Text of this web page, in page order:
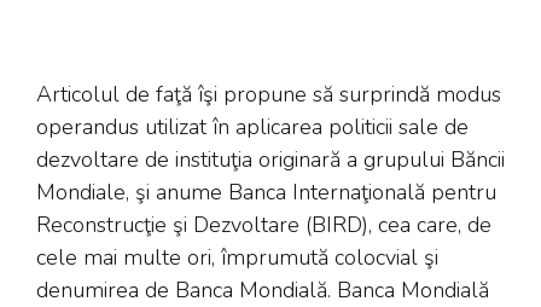
Articolul de faţă îşi propune să surprindă modus
operandus utilizat în aplicarea politicii sale de
dezvoltare de instituţia originară a grupului Băncii
Mondiale, şi anume Banca Internaţională pentru
Reconstrucţie şi Dezvoltare (BIRD), cea care, de
cele mai multe ori, împrumută colocvial şi
denumirea de Banca Mondială. Banca Mondială